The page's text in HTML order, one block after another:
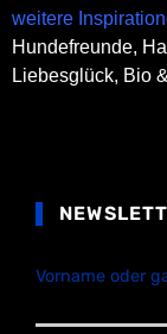
weitere
Hundefreunde,
Liebesglück, Bio
Vorname oder